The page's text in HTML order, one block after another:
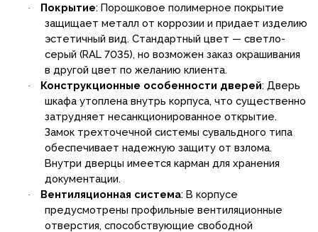
· Покрытие: Порошковое полимерное покрытие
защищает металл от коррозии и придает изделию
эстетичный вид. Стандартный цвет — светло-
серый (RAL 7035), но возможен заказ окрашивания
в другой цвет по желанию клиента.
· Конструкционные особенности дверей: Дверь
шкафа утоплена внутрь корпуса, что существенно
затрудняет несанкционированное открытие.
Замок трехточечной системы сувальдного типа
обеспечивает надежную защиту от взлома.
Внутри дверцы имеется карман для хранения
документации.
· Вентиляционная система: В корпусе
предусмотрены профильные вентиляционные
отверстия, способствующие свободной